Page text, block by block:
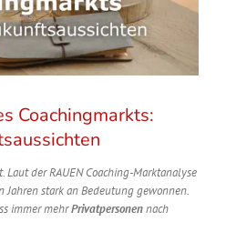
Coachingmarkts:
Laut der RAUEN Coaching-Marktanalyse
stark an Bedeutung gewonnen.
immer mehrPrivatpersonennach